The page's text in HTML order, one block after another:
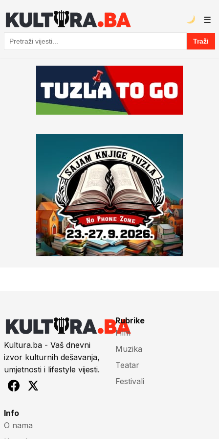
Pretraga
Traži
☰
Kultura.ba - Vaš dnevni
izvor kulturnih dešavanja,
umjetnosti i lifestyle vijesti.
Rubrike
Film
Muzika
Teatar
Festivali
Info
O nama